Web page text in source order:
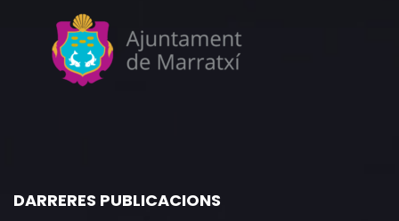
DARRERES PUBLICACIONS